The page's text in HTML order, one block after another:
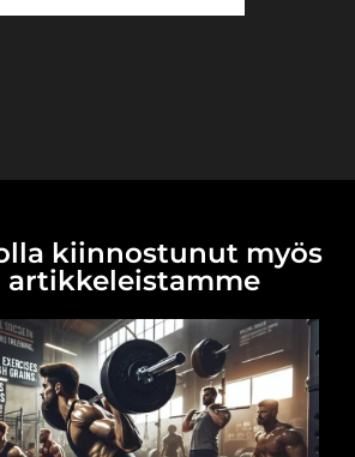
kiinnostunut myös
artikkeleistamme